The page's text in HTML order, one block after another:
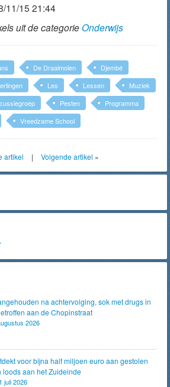
11/15 21:44
uit de categorieOnderwijs
De Draaimolen
Djembé
Les Lessen
Muziek
Pesten
Programma
Vreedzame School
artikel | Volgende artikel »
na achtervolging, sok met drugs in
aan de Chopinstraat
2026
voor bijna half miljoen euro aan gestolen
loods aan het Zuideinde
juli 2026